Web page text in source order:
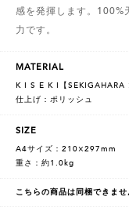
感を発揮します。100%
力です。
MATERIAL
K I S E K I【
仕上げ：ポリッシュ
SIZE
A4サイズ：210×297mm
重さ：約1.0kg
こちらの商品は同梱できませ